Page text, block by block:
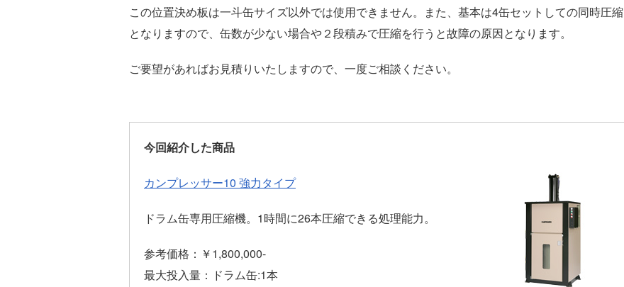
この位置決め板は一斗缶サイズ以外では使用できません。また、基本は4缶セットしての同時圧縮
となりますので、缶数が少ない場合や２段積みで圧縮を行うと故障の原因となります。
ご要望があればお見積りいたしますので、一度ご相談ください。
今回紹介した商品
カンプレッサー10 強力タイプ
ドラム缶専用圧縮機。1時間に26本圧縮できる処理能力。
参考価格：￥1,800,000-
最大投入量：ドラム缶:1本